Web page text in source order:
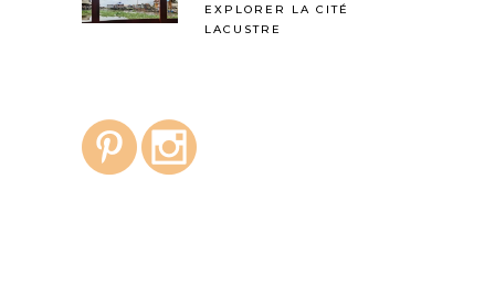
EXPLORER LA CITÉ
LACUSTRE